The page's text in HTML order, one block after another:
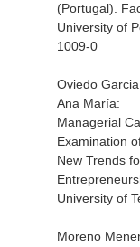
(Portugal).
University of
1009-0
Oviedo
Ana María:
Managerial
Examination
New Trends
University of
Moreno